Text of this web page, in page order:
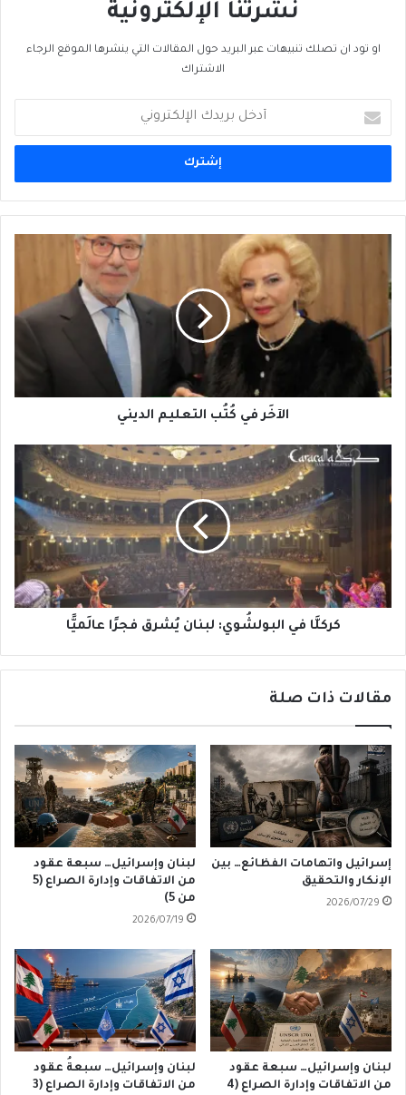
نشرتنا الإلكترونية
او تود ان تصلك تنبيهات عبر البريد حول المقالات التي ينشرها الموقع الرجاء
الاشتراك
بريدك
الإلكتروني
كُتُب
التعليم
الآخَر في كُتُب التعليم الديني
البولشُوي:
يُشرق
فجرًا
عالَميًّا
كركلَّا في البولشُوي: لبنان يُشرق فجرًا عالَميًّا
مقالات ذات صلة
إسرائيل واتهامات الفظائع… بين
الإنكار والتحقيق
2026/07/29
لبنان وإسرائيل… سبعة عقود
من الاتفاقات وإدارة الصراع (5
من 5)
2026/07/19
لبنان وإسرائيل… سبعة عقود
من الاتفاقات وإدارة الصراع (4
لبنان وإسرائيل… سبعةُ عقود
من الاتفاقات وإدارة الصراع (3